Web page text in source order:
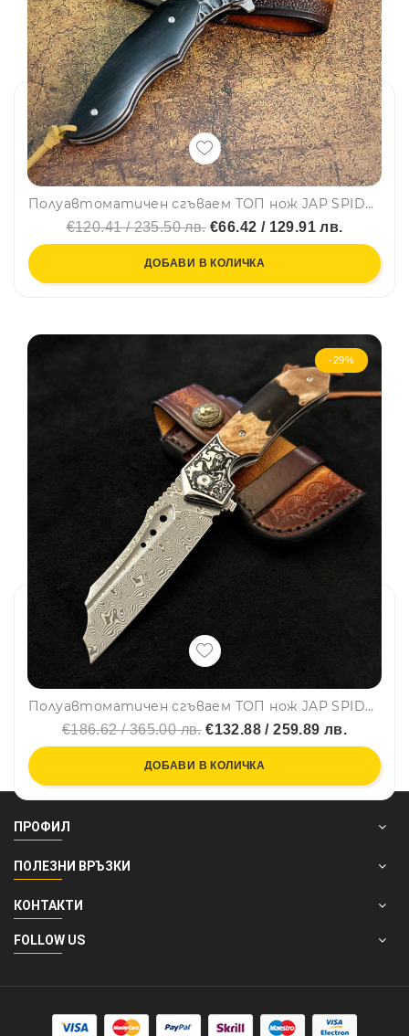
Полуавтоматичен сгъваем ТОП нож JAP SPIDER DAMASKUS с палец за отваряне,стомана VG10 damask, дръжка махагон, кожен кобур
€120.41 / 235.50 лв.€66.42 / 129.91 лв.
ДОБАВИ В КОЛИЧКА
-29%
Полуавтоматичен сгъваем ТОП нож JAP SPIDER DAMASKUS МК-16 с палец за отваряне,стомана VG10 damask, дръжка маслина и смола, кожен кобур
€186.62 / 365.00 лв.€132.88 / 259.89 лв.
ДОБАВИ В КОЛИЧКА
ПРОФИЛ
ПОЛЕЗНИ ВРЪЗКИ
КОНТАКТИ
FOLLOW US